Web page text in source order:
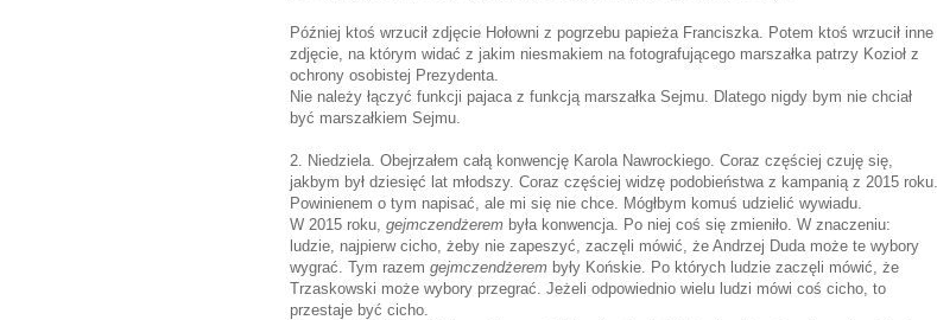
Później ktoś wrzucił zdjęcie Hołowni z pogrzebu papieża Franciszka. Potem ktoś wrzucił inne
zdjęcie, na którym widać z jakim niesmakiem na fotografującego marszałka patrzy Kozioł z
ochrony osobistej Prezydenta.
Nie należy łączyć funkcji pajaca z funkcją marszałka Sejmu. Dlatego nigdy bym nie chciał
być marszałkiem Sejmu.
2. Niedziela. Obejrzałem całą konwencję Karola Nawrockiego. Coraz częściej czuję się,
jakbym był dziesięć lat młodszy. Coraz częściej widzę podobieństwa z kampanią z 2015 roku.
Powinienem o tym napisać, ale mi się nie chce. Mógłbym komuś udzielić wywiadu.
W 2015 roku, gejmczendżerem była konwencja. Po niej coś się zmieniło. W znaczeniu:
ludzie, najpierw cicho, żeby nie zapeszyć, zaczęli mówić, że Andrzej Duda może te wybory
wygrać. Tym razem gejmczendżerem były Końskie. Po których ludzie zaczęli mówić, że
Trzaskowski może wybory przegrać. Jeżeli odpowiednio wielu ludzi mówi coś cicho, to
przestaje być cicho.